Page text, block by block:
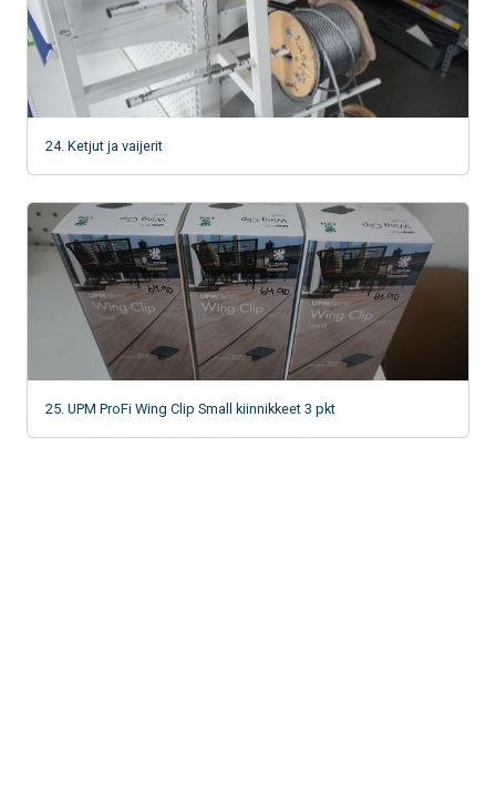
24. Ketjut ja vaijerit
25. UPM ProFi Wing Clip Small kiinnikkeet 3 pkt